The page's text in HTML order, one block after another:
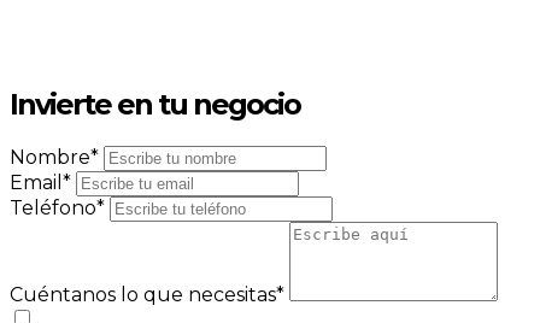
Invierte en tu negocio
Nombre*
Email*
Teléfono*
Cuéntanos lo que necesitas*